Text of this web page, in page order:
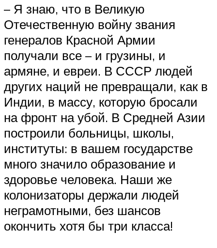
– Я знаю, что в Великую
Отечественную войну звания
генералов Красной Армии
получали все – и грузины, и
армяне, и евреи. В СССР людей
других наций не превращали, как в
Индии, в массу, которую бросали
на фронт на убой. В Средней Азии
построили больницы, школы,
институты: в вашем государстве
много значило образование и
здоровье человека. Наши же
колонизаторы держали людей
неграмотными, без шансов
окончить хотя бы три класса!